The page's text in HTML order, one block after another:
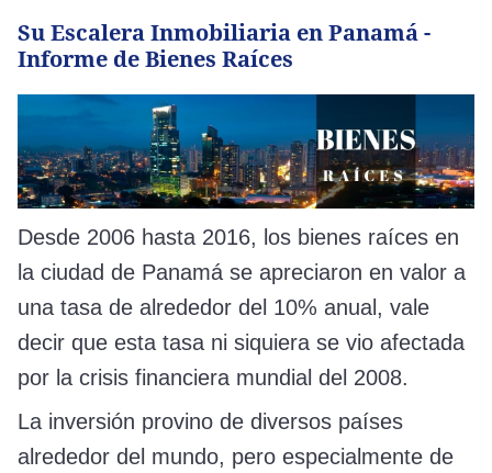
Su Escalera Inmobiliaria en Panamá -
Informe de Bienes Raíces
Desde 2006 hasta 2016, los bienes raíces en
la ciudad de Panamá se apreciaron en valor a
una tasa de alrededor del 10% anual, vale
decir que esta tasa ni siquiera se vio afectada
por la crisis financiera mundial del 2008.
La inversión provino de diversos países
alrededor del mundo, pero especialmente de